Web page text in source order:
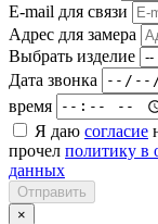
E-mail для связи
Адрес для замера
Выбрать изделие
Дата звонка
время
Я даю согласие
прочел политику в
данных
Отправить
×